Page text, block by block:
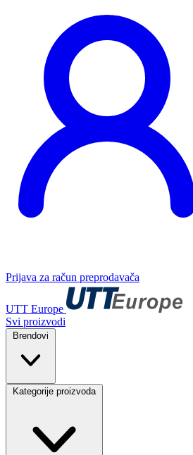
Prijava za račun preprodavača
UTT Europe
Svi proizvodi
Brendovi
Kategorije proizvoda